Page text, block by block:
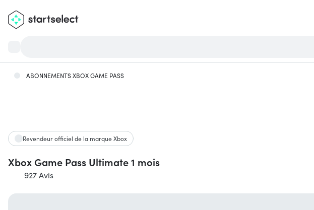
ABONNEMENTS XBOX GAME PASS
Revendeur officiel de la marque Xbox
Xbox Game Pass Ultimate 1 mois
927 Avis